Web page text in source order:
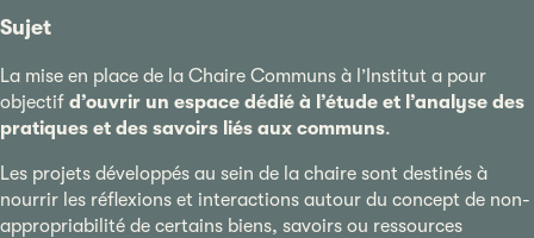
Sujet
La mise en place de la Chaire Communs à l’Institut a pour
objectif d’ouvrir un espace dédié à l’étude et l’analyse des
pratiques et des savoirs liés aux communs.
Les projets développés au sein de la chaire sont destinés à
nourrir les réflexions et interactions autour du concept de non-
appropriabilité de certains biens, savoirs ou ressources